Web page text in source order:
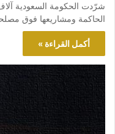
شرّدت الحكومة السعودية
الحاكمة ومشاريعها فوق
أكمل القراءة »